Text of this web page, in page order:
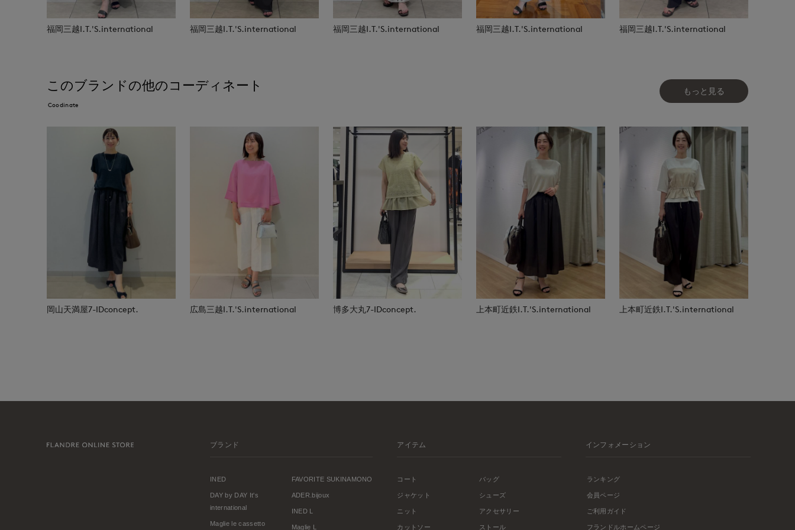
福岡三越I.T.'S.international 福岡三越I.T.'S.international 福岡三越I.T.'S.international 福岡三越I.T.'S.international 福岡三越I.T.'S.international
このブランドの他のコーディネート
Coodinate
もっと見る
岡山天満屋7-IDconcept. 広島三越I.T.'S.international 博多大丸7-IDconcept. 上本町近鉄I.T.'S.international 上本町近鉄I.T.'S.international
ブランド
INED
DAY by DAY It's
international
Maglie le cassetto
FAVORITE SUKINAMONO
ADER.bijoux
INED L
Maglie L
アイテム
コート
ジャケット
ニット
カットソー
バッグ
シューズ
アクセサリー
ストール
インフォメーション
ランキング
会員ページ
ご利用ガイド
フランドルホームページ